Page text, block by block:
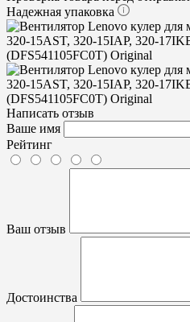
Надежная упаковка
Написать отзыв
Ваше имя
Рейтинг
Ваш отзыв
Достоинства